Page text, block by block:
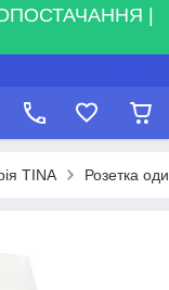
|
TINA Розетка